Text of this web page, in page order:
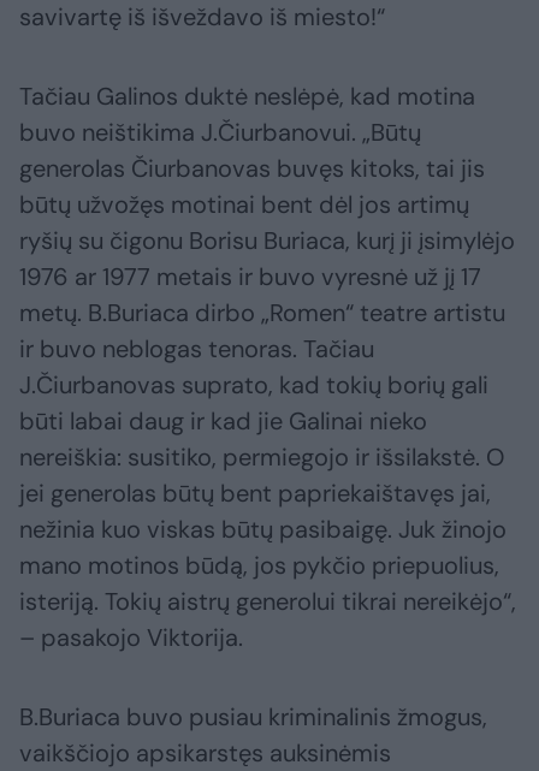
savivartę iš išveždavo iš miesto!“
Tačiau Galinos duktė neslėpė, kad motina
buvo neištikima J.Čiurbanovui. „Būtų
generolas Čiurbanovas buvęs kitoks, tai jis
būtų užvožęs motinai bent dėl jos artimų
ryšių su čigonu Borisu Buriaca, kurį ji įsimylėjo
1976 ar 1977 metais ir buvo vyresnė už jį 17
metų. B.Buriaca dirbo „Romen“ teatre artistu
ir buvo neblogas tenoras. Tačiau
J.Čiurbanovas suprato, kad tokių borių gali
būti labai daug ir kad jie Galinai nieko
nereiškia: susitiko, permiegojo ir išsilakstė. O
jei generolas būtų bent papriekaištavęs jai,
nežinia kuo viskas būtų pasibaigę. Juk žinojo
mano motinos būdą, jos pykčio priepuolius,
isteriją. Tokių aistrų generolui tikrai nereikėjo“,
– pasakojo Viktorija.
B.Buriaca buvo pusiau kriminalinis žmogus,
vaikščiojo apsikarstęs auksinėmis